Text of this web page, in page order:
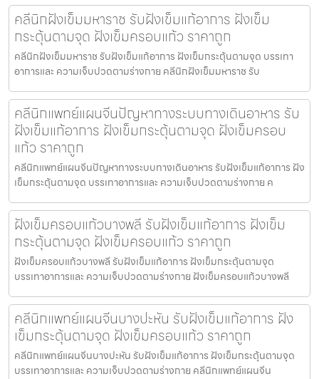
คลีนิกฝังเข็มมหาราช รับฝังเข็มแก้อาการ ฝังเข็ม
กระตุ้นตามจุด ฝังเข็มครอบแก้ว ราคาถูก
คลีนิกฝังเข็มมหาราช รับฝังเข็มแก้อาการ ฝังเข็มกระตุ้นตามจุด บรรเทา
อาการและ ความเจ็บปวดตามร่างกาย คลีนิกฝังเข็มมหาราช รับ
คลีนิกแพทย์แผนจีนปัญหาทางระบบทางเดินอาหาร รับ
ฝังเข็มแก้อาการ ฝังเข็มกระตุ้นตามจุด ฝังเข็มครอบ
แก้ว ราคาถูก
คลีนิกแพทย์แผนจีนปัญหาทางระบบทางเดินอาหาร รับฝังเข็มแก้อาการ ฝัง
เข็มกระตุ้นตามจุด บรรเทาอาการและ ความเจ็บปวดตามร่างกาย ค
ฝังเข็มครอบแก้วบางพลี รับฝังเข็มแก้อาการ ฝังเข็ม
กระตุ้นตามจุด ฝังเข็มครอบแก้ว ราคาถูก
ฝังเข็มครอบแก้วบางพลี รับฝังเข็มแก้อาการ ฝังเข็มกระตุ้นตามจุด
บรรเทาอาการและ ความเจ็บปวดตามร่างกาย ฝังเข็มครอบแก้วบางพลี
คลีนิกแพทย์แผนจีนบางปะหัน รับฝังเข็มแก้อาการ ฝัง
เข็มกระตุ้นตามจุด ฝังเข็มครอบแก้ว ราคาถูก
คลีนิกแพทย์แผนจีนบางปะหัน รับฝังเข็มแก้อาการ ฝังเข็มกระตุ้นตามจุด
บรรเทาอาการและ ความเจ็บปวดตามร่างกาย คลีนิกแพทย์แผนจีน